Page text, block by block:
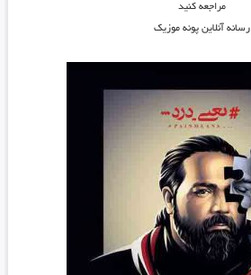
مراجعه کنید
رسانه آنلاین پونه موزیک